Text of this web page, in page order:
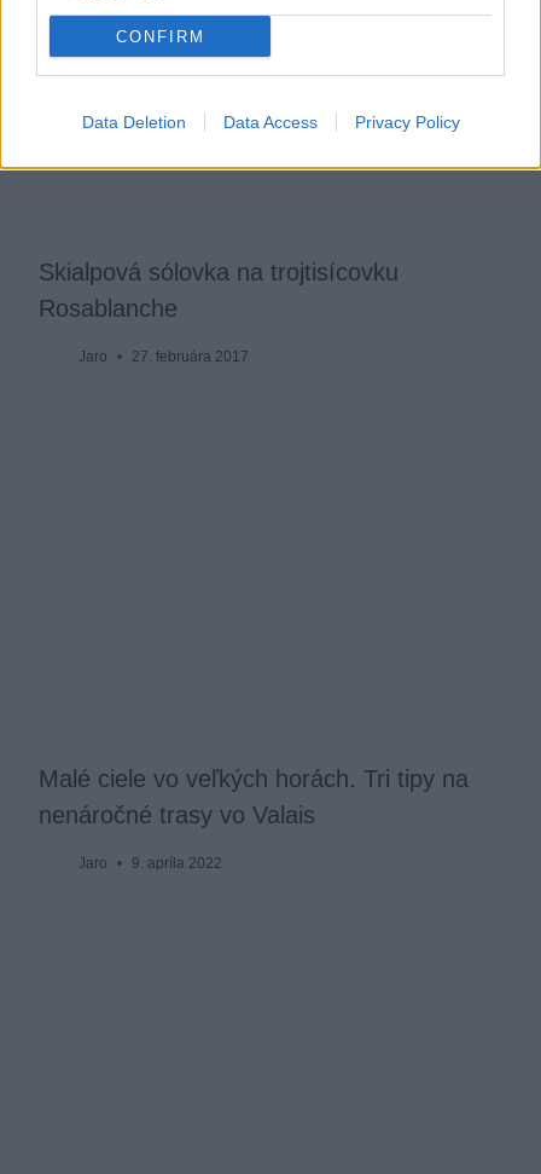
CONFIRM
Data Deletion Data Access Privacy Policy
Skialpová sólovka na trojtisícovku
Rosablanche
Jaro 27. februára 2017
Malé ciele vo veľkých horách. Tri tipy na
nenáročné trasy vo Valais
Jaro 9. apríla 2022